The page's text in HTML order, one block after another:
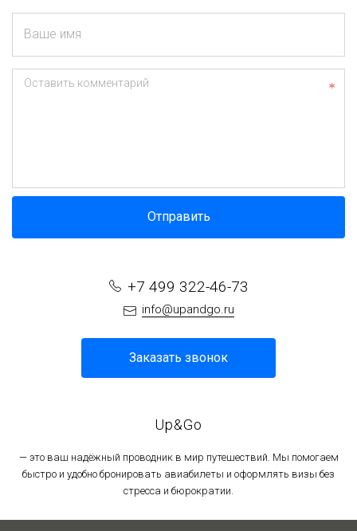
Ваше имя
Оставить комментарий
Отправить
+7 499 322-46-73
info@upandgo.ru
Заказать звонок
Up&Go
— это ваш надёжный проводник в мир путешествий. Мы помогаем
быстро и удобно бронировать авиабилеты и оформлять визы без
стресса и бюрократии.